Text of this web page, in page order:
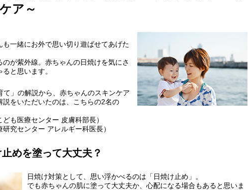
ア～
一緒にお外で思い切り遊ばせてあげた
が紫外線。赤ちゃんの日焼けを気にさ
と思います。
て」の解説から、赤ちゃんのスキンケア
をいただいたのは、こちらの2名の
も医療センター 皮膚科部長）
究センター アレルギー科医長）
めを塗って大丈夫？
日焼け対策として、思い浮かべるのは「日焼け止め」。
でも赤ちゃんの肌に塗って大丈夫か、心配になる場合もあると思いま